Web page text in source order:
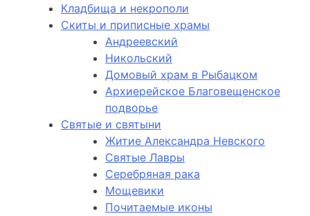
Кладбища и некрополи
Скиты и приписные храмы
Андреевский
Никольский
Домовый храм в Рыбацком
Архиерейское Благовещенское
подворье
Святые и святыни
Житие Александра Невского
Святые Лавры
Серебряная рака
Мощевики
Почитаемые иконы